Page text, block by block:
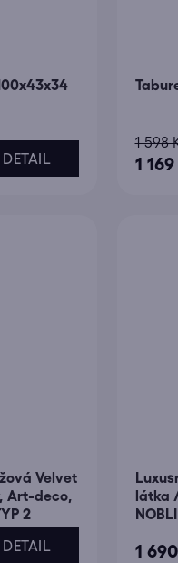
DETAIL
1
1 598
Velvet
Art-deco,
2
DETAIL
látka
1